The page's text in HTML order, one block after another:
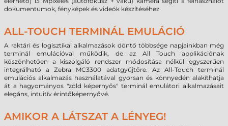
dokumentumok, fényképek és videók készítéséhez.
ALL-TOUCH TERMINÁL EMULÁCIÓ
A raktári és logisztikai alkalmazások döntő többsége napjainkban még
terminál emulációval működik, de az All Touch applikációnak
köszönhetően a kiszolgáló rendszer módosítása nélkül egyszerűen
integrálható a Zebra MC3300 adatgyűjtőre. Az All-Touch terminál
emulációs alkalmazás használatával gyorsan és könnyedén alakíthatja
át a hagyományos "zöld képernyős" terminál emulátori alkalmazásait
elegáns, intuitív érintőképernyővé.
AMIKOR A LÁTSZAT A LÉNYEG!